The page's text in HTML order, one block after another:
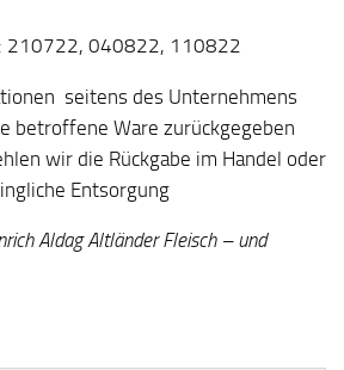
210722, 040822, 110822
seitens des Unternehmens
betroffene Ware zurückgegeben
wir die Rückgabe im Handel oder
Entsorgung
Aldag Altländer Fleisch – und